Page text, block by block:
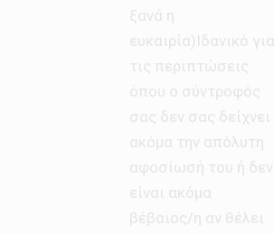
ξανά η
ευκαιρία)Ιδανικό για
τις περιπτώσεις
όπου ο σύντροφός
σας δεν σας δείχνει
ακόμα την απόλυτη
αφοσίωσή του ή δεν
είναι ακόμα
βέβαιος/η αν θέλει